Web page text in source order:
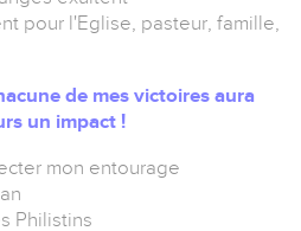
pour l'Eglise, pasteur, famille,
de mes victoires aura
un impact !
mon entourage
Philistins